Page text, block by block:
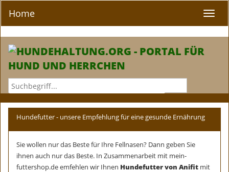
Toggle
Home
Hundefutter - unsere Empfehlung für eine gesunde Ernährung
Sie wollen nur das Beste für Ihre Fellnasen? Dann geben Sie
ihnen auch nur das Beste. In Zusammenarbeit mit mein-
futtershop.de emfehlen wir Ihnen Hundefutter von Anifit mit